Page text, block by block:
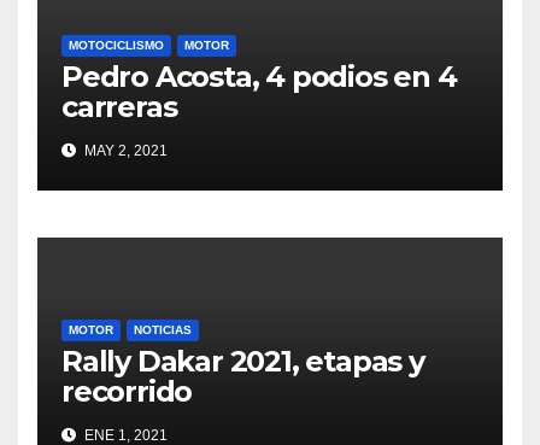
MOTOCICLISMO MOTOR
Pedro Acosta, 4 podios en 4
carreras
MAY 2, 2021
MOTOR NOTICIAS
Rally Dakar 2021, etapas y
recorrido
ENE 1, 2021